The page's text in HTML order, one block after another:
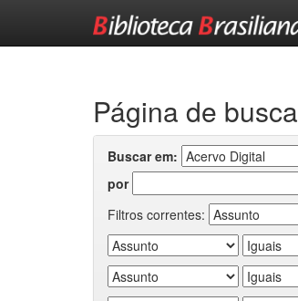
Página de busca
Buscar em:
por
Filtros correntes: